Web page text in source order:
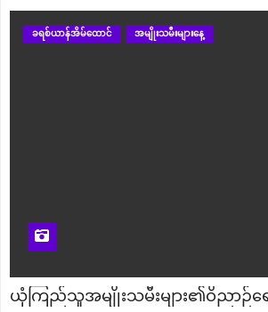
ခရစ်ယာန်အိမ်ထောင် အမျိုးသမီးများနေ့
ယုံကြည်သူအမျိုးသမီးများ၏ဝိညာဉ်ရေ